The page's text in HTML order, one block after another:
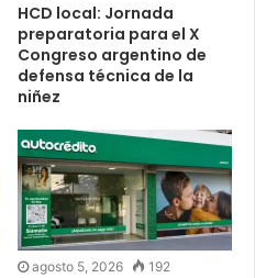
HCD local: Jornada
preparatoria para el X
Congreso argentino de
defensa técnica de la
niñez
agosto 5, 2026 192